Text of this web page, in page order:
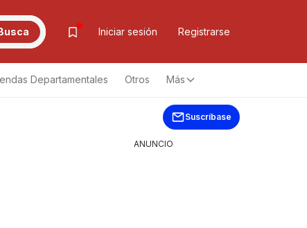
Iniciar sesión Registrarse
Departamentales Otros Más
Suscríbase
ANUNCIO